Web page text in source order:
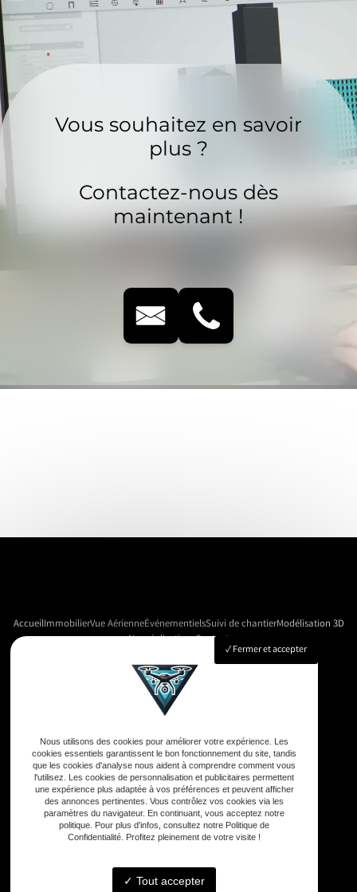
Vous souhaitez en savoir
plus ?
Contactez-nous dès
maintenant !
AccueilImmobilierVue AérienneÉvénementielsSuivi de chantierModélisation 3D
Nos réalisationsContact
Adresse
33590 Vensac
Téléphone
06 33 48 35 75
Email
Fermer et accepter
Nous utilisons des cookies pour améliorer votre expérience. Les
cookies essentiels garantissent le bon fonctionnement du site, tandis
que les cookies d'analyse nous aident à comprendre comment vous
l'utilisez. Les cookies de personnalisation et publicitaires permettent
une expérience plus adaptée à vos préférences et peuvent afficher
des annonces pertinentes. Vous contrôlez vos cookies via les
paramètres du navigateur. En continuant, vous acceptez notre
politique. Pour plus d'infos, consultez notre Politique de
Confidentialité. Profitez pleinement de votre visite !
Tout accepter